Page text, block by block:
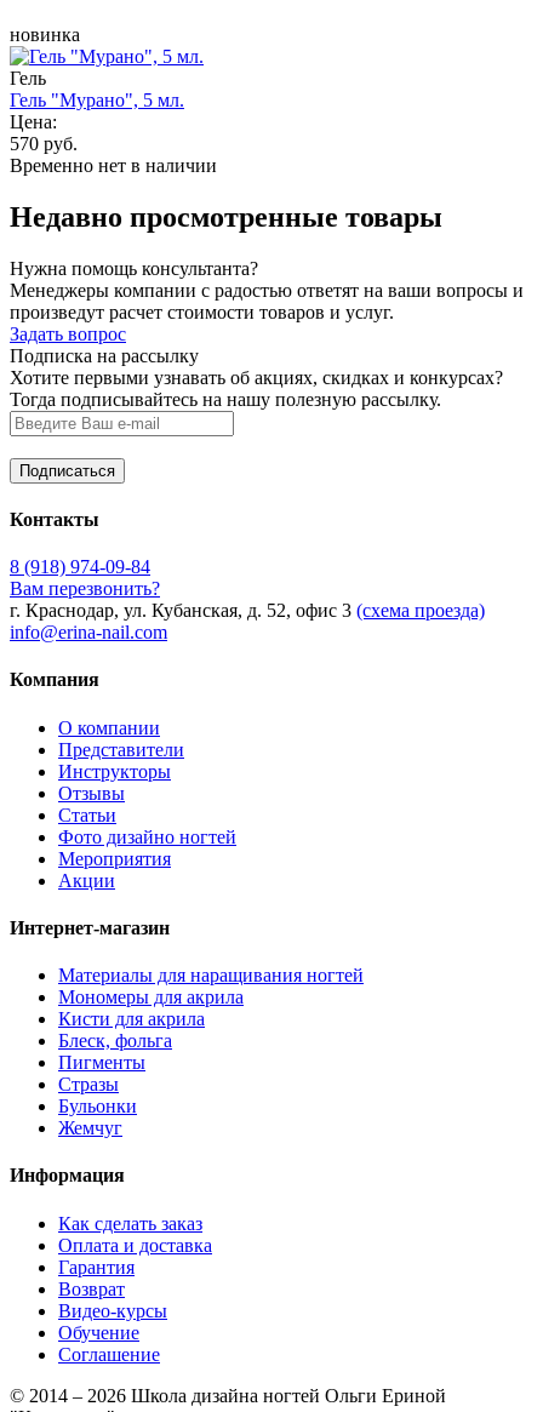
новинка
Гель
Гель "Мурано", 5 мл.
Цена:
570 руб.
Временно нет в наличии
Недавно просмотренные товары
Нужна помощь консультанта?
Менеджеры компании с радостью ответят на ваши вопросы и
произведут расчет стоимости товаров и услуг.
Задать вопрос
Подписка на рассылку
Хотите первыми узнавать об акциях, скидках и конкурсах?
Тогда подписывайтесь на нашу полезную рассылку.
Контакты
8 (918) 974-09-84
Вам перезвонить?
г. Краснодар, ул. Кубанская, д. 52, офис 3 (схема проезда)
info@erina-nail.com
Компания
О компании
Представители
Инструкторы
Отзывы
Статьи
Фото дизайно ногтей
Мероприятия
Акции
Интернет-магазин
Материалы для наращивания ногтей
Мономеры для акрила
Кисти для акрила
Блеск, фольга
Пигменты
Стразы
Бульонки
Жемчуг
Информация
Как сделать заказ
Оплата и доставка
Гарантия
Возврат
Видео-курсы
Обучение
Соглашение
© 2014 – 2026 Школа дизайна ногтей Ольги Ериной